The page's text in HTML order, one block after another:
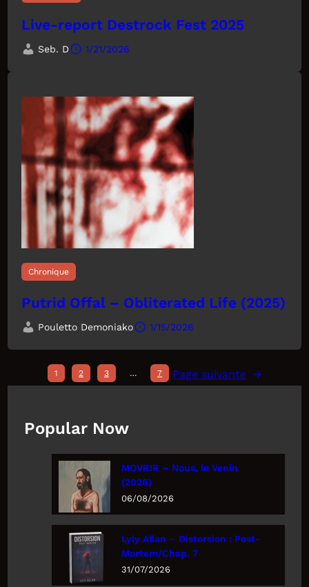
Live-report Destrock Fest 2025
Seb. D 1/21/2026
Chronique
Putrid Offal – Obliterated Life (2025)
Pouletto Demoniako 1/15/2026
1 2 3 … 7 Page suivante →
Popular Now
MOVRIR – Nous, le Venin
(2026)
06/08/2026
Lyly Allan – Distorsion : Post-
Mortem/Chap. 7
31/07/2026